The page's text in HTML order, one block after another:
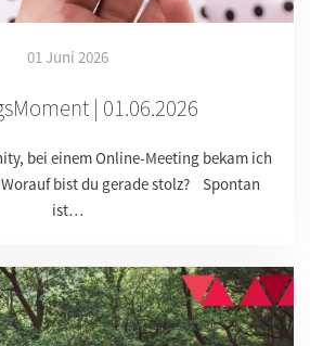
01 Juni 2026
| 01.06.2026
bei einem Online-Meeting bekam ich
bist du gerade stolz? Spontan
ist…